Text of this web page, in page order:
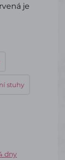
je
stuhy
dny